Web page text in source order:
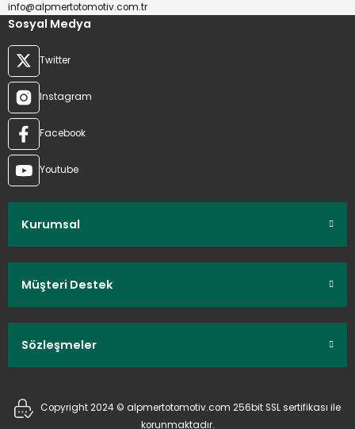
info@alpmertotomotiv.com.tr
Sosyal Medya
Twitter
Instagram
Facebook
Youtube
Kurumsal
Müşteri Destek
Sözleşmeler
Copyright 2024 © alpmertotomotiv.com 256bit SSL sertifikası ile
korunmaktadır.